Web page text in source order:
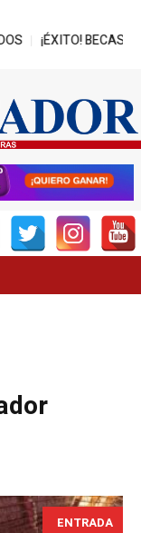
¡ÉXITO! BECAS
ENTRADA